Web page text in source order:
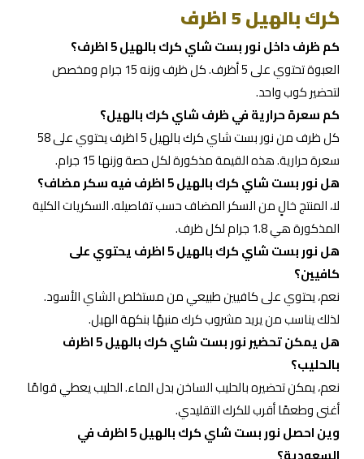
كرك بالهيل 5 اظرف
كم ظرف داخل نور بست شاي كرك بالهيل 5 اظرف؟
العبوة تحتوي على 5 أظرف. كل ظرف وزنه 15 جرام ومخصص
لتحضير كوب واحد.
كم سعرة حرارية في ظرف شاي كرك بالهيل؟
كل ظرف من نور بست شاي كرك بالهيل 5 اظرف يحتوي على 58
سعرة حرارية. هذه القيمة مذكورة لكل حصة وزنها 15 جرام.
هل نور بست شاي كرك بالهيل 5 اظرف فيه سكر مضاف؟
لا، المنتج خالٍ من السكر المضاف حسب تفاصيله. السكريات الكلية
المذكورة هي 1.8 جرام لكل ظرف.
هل نور بست شاي كرك بالهيل 5 اظرف يحتوي على
كافيين؟
نعم، يحتوي على كافيين طبيعي من مستخلص الشاي الأسود.
لذلك يناسب من يريد مشروب كرك منبهًا بنكهة الهيل.
هل يمكن تحضير نور بست شاي كرك بالهيل 5 اظرف
بالحليب؟
نعم، يمكن تحضيره بالحليب الساخن بدل الماء. الحليب يعطي قوامًا
أغنى وطعمًا أقرب للكرك التقليدي.
وين احصل نور بست شاي كرك بالهيل 5 اظرف في